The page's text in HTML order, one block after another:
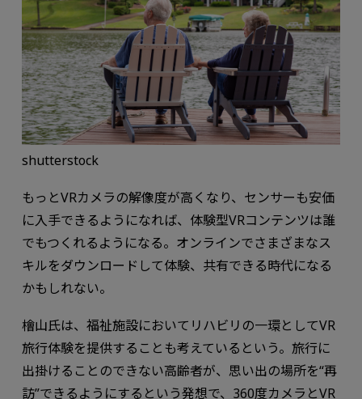
shutterstock
もっとVRカメラの解像度が高くなり、センサーも安価
に入手できるようになれば、体験型VRコンテンツは誰
でもつくれるようになる。オンラインでさまざまなス
キルをダウンロードして体験、共有できる時代になる
かもしれない。
檜山氏は、福祉施設においてリハビリの一環としてVR
旅行体験を提供することも考えているという。旅行に
出掛けることのできない高齢者が、思い出の場所を“再
訪”できるようにするという発想で、360度カメラとVR